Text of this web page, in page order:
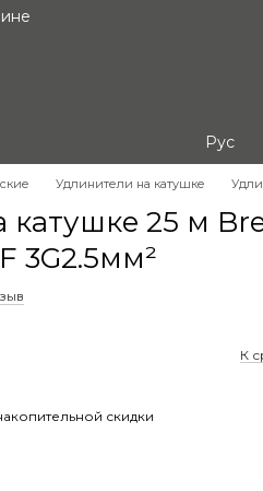
Рус
Удлинители на катушке
катушке 25 м
3G2.5мм²
К
скидки